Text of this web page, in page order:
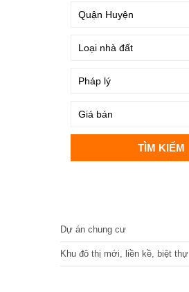
Dự án chung cư
Khu đô thị mới, liền kề, biệt thự